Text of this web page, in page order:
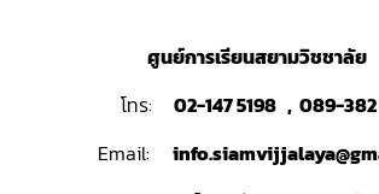
ศูนย์การเรียนสยามวิชชาลัย
โทร:
02-147 5198 , 089-382
Email: